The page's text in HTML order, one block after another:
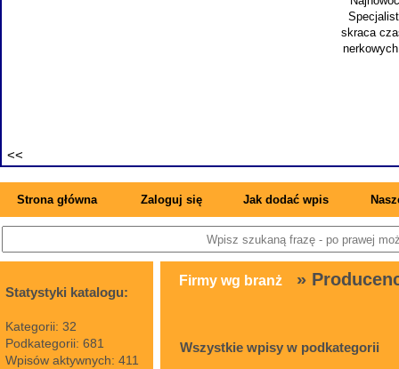
Strona główna Zaloguj się Jak dodać wpis
Statystyki katalogu:
Kategorii: 32
Podkategorii: 681
Wpisów aktywnych: 411
Firmy wg branż »
Wszystkie wpisy w podkategorii